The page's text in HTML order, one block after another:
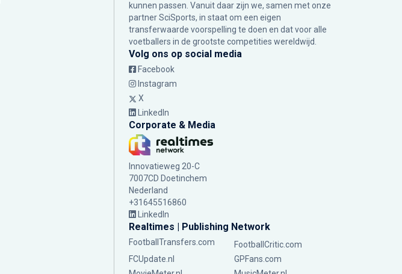
kunnen passen. Vanuit daar zijn we, samen met onze
partner SciSports, in staat om een eigen
transferwaarde voorspelling te doen en dat voor alle
voetballers in de grootste competities wereldwijd.
Volg ons op social media
Facebook
Instagram
X
LinkedIn
Corporate & Media
Innovatieweg 20-C
7007CD Doetinchem
Nederland
+31645516860
LinkedIn
Realtimes | Publishing Network
FootballTransfers.com
FootballCritic.com
FCUpdate.nl
GPFans.com